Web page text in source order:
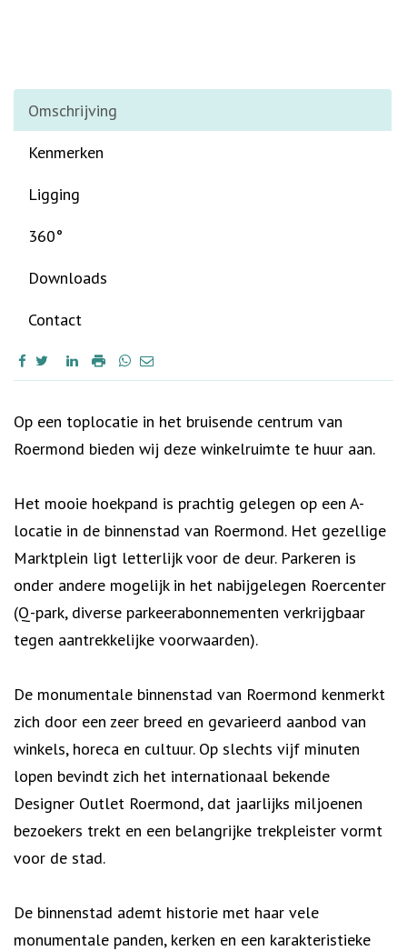
Omschrijving
Kenmerken
Ligging
360°
Downloads
Contact
Omschrijving
Op een toplocatie in het bruisende centrum van
Roermond bieden wij deze winkelruimte te huur aan.
Het mooie hoekpand is prachtig gelegen op een A-
locatie in de binnenstad van Roermond. Het gezellige
Marktplein ligt letterlijk voor de deur. Parkeren is
onder andere mogelijk in het nabijgelegen Roercenter
(Q-park, diverse parkeerabonnementen verkrijgbaar
tegen aantrekkelijke voorwaarden).
De monumentale binnenstad van Roermond kenmerkt
zich door een zeer breed en gevarieerd aanbod van
winkels, horeca en cultuur. Op slechts vijf minuten
lopen bevindt zich het internationaal bekende
Designer Outlet Roermond, dat jaarlijks miljoenen
bezoekers trekt en een belangrijke trekpleister vormt
voor de stad.
De binnenstad ademt historie met haar vele
monumentale panden, kerken en een karakteristieke